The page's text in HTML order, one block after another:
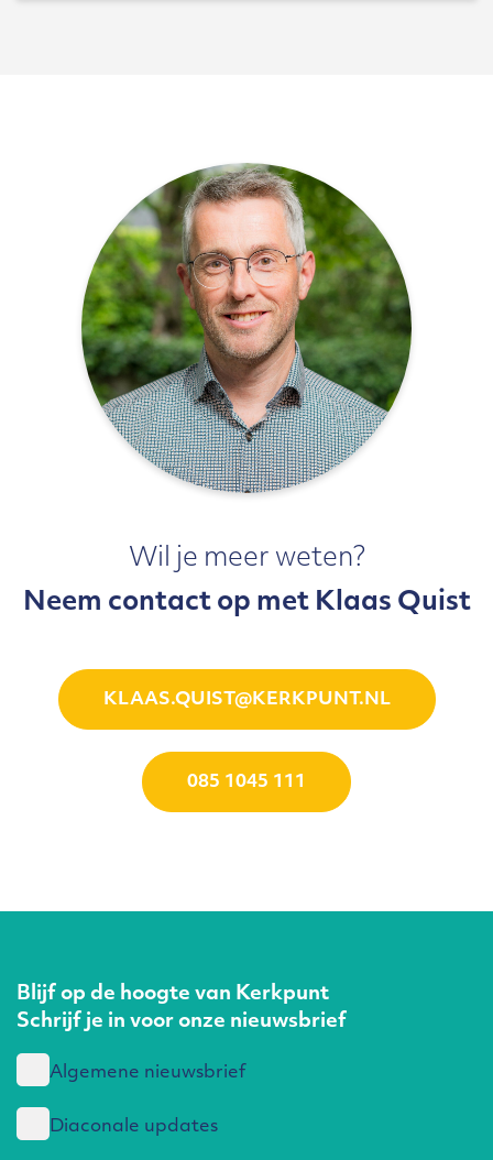
Wil je meer weten?
Neem contact op met Klaas Quist
KLAAS.QUIST@KERKPUNT.NL
085 1045 111
Blijf op de hoogte van Kerkpunt
Schrijf je in voor onze nieuwsbrief
Algemene nieuwsbrief
Diaconale updates